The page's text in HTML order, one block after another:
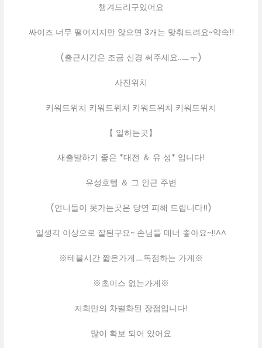
챙겨드리구있어요
싸이즈 너무 떨어지지만 않으면 3개는 맞춰드려요~약속!!
(출근시간은 조금 신경 써주세요..ㅡㅜ)
사진위치
키워드위치 키워드위치 키워드위치 키워드위치
【 일하는곳】
새출발하기 좋은 *대전 ＆ 유 성* 입니다!
유성호텔 ＆ 그 인근 주변
(언니들이 못가는곳은 당연 피해 드립니다!!)
일생각 이상으로 잘된구요~ 손님들 매너 좋아요~!!^^
※테블시간 짧은가게ㅡ독점하는 가게※
※초이스 없는가게※
저희만의 차별화된 장점입니다!
많이 확보 되어 있어요